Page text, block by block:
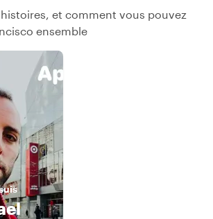
et comment vous pouvez
ensemble